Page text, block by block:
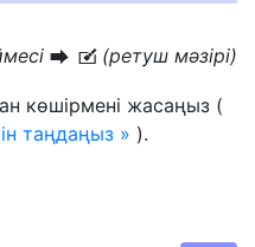
U N (ретуш мәзірі)
көшірмені жасаңыз (
таңдаңыз ).